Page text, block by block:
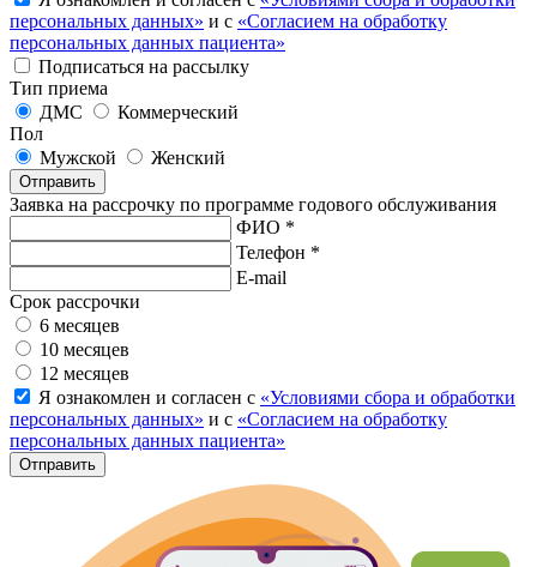
персональных данных» и с «Согласием на обработку
персональных данных пациента»
Подписаться на рассылку
Тип приема
ДМС
Коммерческий
Пол
Мужской
Женский
Отправить
Заявка на рассрочку по программе годового обслуживания
ФИО *
Телефон *
E-mail
Срок рассрочки
6 месяцев
10 месяцев
12 месяцев
Я ознакомлен и согласен с «Условиями сбора и обработки
персональных данных» и с «Согласием на обработку
персональных данных пациента»
Отправить